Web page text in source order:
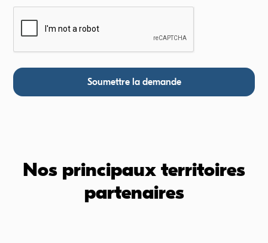
Nos principaux territoires
partenaires